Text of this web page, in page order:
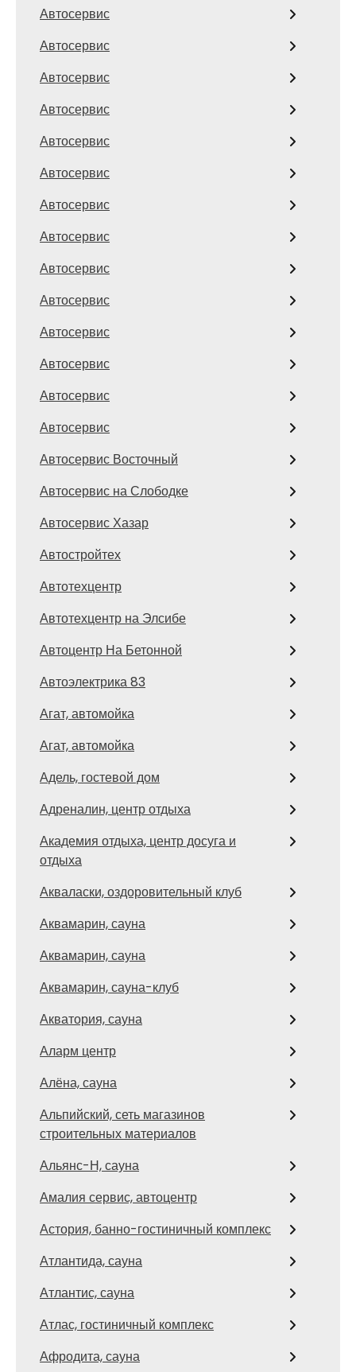
Автосервис
Автосервис
Автосервис
Автосервис
Автосервис
Автосервис
Автосервис
Автосервис
Автосервис
Автосервис
Автосервис
Автосервис
Автосервис
Автосервис
Автосервис Восточный
Автосервис на Слободке
Автосервис Хазар
Автостройтех
Автотехцентр
Автотехцентр на Элсибе
Автоцентр На Бетонной
Автоэлектрика 83
Агат, автомойка
Агат, автомойка
Адель, гостевой дом
Адреналин, центр отдыха
Академия отдыха, центр досуга и
отдыха
Акваласки, оздоровительный клуб
Аквамарин, сауна
Аквамарин, сауна
Аквамарин, сауна-клуб
Акватория, сауна
Аларм центр
Алёна, сауна
Альпийский, сеть магазинов
строительных материалов
Альянс-Н, сауна
Амалия сервис, автоцентр
Астория, банно-гостиничный комплекс
Атлантида, сауна
Атлантис, сауна
Атлас, гостиничный комплекс
Афродита, сауна